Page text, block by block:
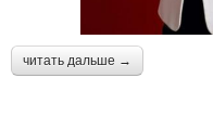
читать дальше →